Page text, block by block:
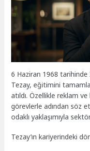
6 Haziran 1968
Tezay, eğitimini
atıldı. Özellikle reklam
görevlerle adından söz
odaklı yaklaşımıyla
Tezay’ın kariyerindeki